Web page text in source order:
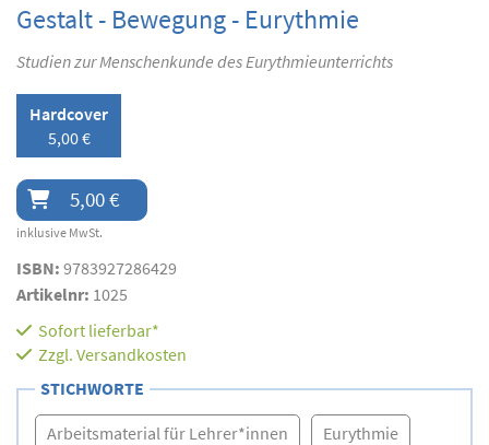
Gestalt - Bewegung - Eurythmie
Studien zur Menschenkunde des Eurythmieunterrichts
Hardcover
5,00 €
5,00 €
inklusive MwSt.
ISBN: 9783927286429
Artikelnr: 1025
Sofort lieferbar*
Zzgl. Versandkosten
STICHWORTE
Arbeitsmaterial für Lehrer*innen Eurythmie